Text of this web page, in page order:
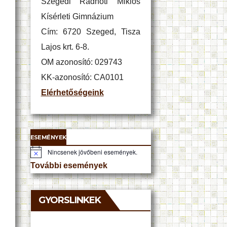
Kísérleti Gimnázium
Cím: 6720 Szeged, Tisza
Lajos krt. 6-8.
OM azonosító: 029743
KK-azonosító: CA0101
Elérhetőségeink
ESEMÉNYEK
N
o
t
i
c
e
Nincsenek jövőbeni események.
További események
GYORSLINKEK